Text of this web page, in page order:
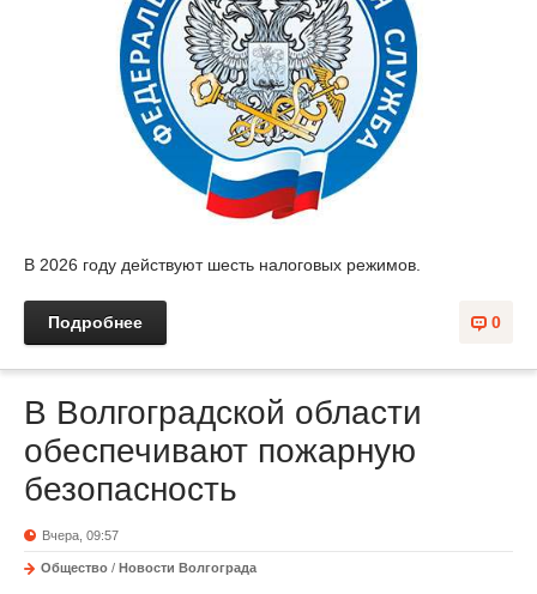
В 2026 году действуют шесть налоговых режимов.
0
Подробнее
В Волгоградской области
обеспечивают пожарную
безопасность
Вчера, 09:57
Общество / Новости Волгограда